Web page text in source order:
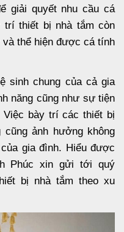
giải quyết nhu cầu cá
trí thiết bị nhà tắm còn
thể hiện được cá tính
sinh chung của cả gia
năng cũng như sự tiện
Việc bày trí các thiết bị
ảnh hưởng không
gia đình. Hiểu được
Phúc xin gửi tới quý
bị nhà tắm theo xu